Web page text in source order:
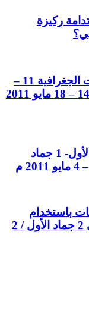
ركيزة
تطبيقات متقدمة لنظم المعلومات الجغرافية 11 –
15 جماد الثاني 1432 ه، الموافق 14 – 18 مايو 2011
■ ■ تصميم ثلاثي الابعاد 26 جماد الأول- 1 جماد
باستخدام
حزمة SPSS ه، 28 ربيع الثاني إلى 2 جماد الأول / 2